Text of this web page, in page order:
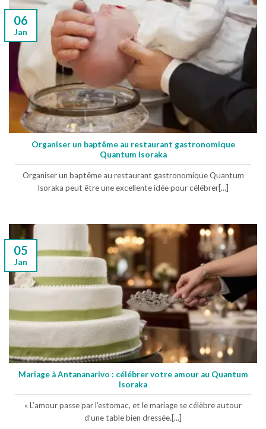
Organiser un baptême au restaurant gastronomique
Quantum Isoraka
Organiser un baptême au restaurant gastronomique Quantum
Isoraka peut être une excellente idée pour célébrer[...]
06
Jan
Mariage à Antananarivo : célébrer votre amour au Quantum
Isoraka
« L’amour passe par l’estomac, et le mariage se célèbre autour
d’une table bien dressée.[...]
05
Jan